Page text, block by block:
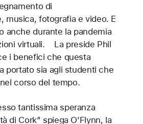
di
musica, fotografia e video. E
anche durante la pandemia
virtuali. La preside Phil
i benefici che questa
portato sia agli studenti che
corso del tempo.
tantissima speranza
di Cork” spiega O’Flynn, la